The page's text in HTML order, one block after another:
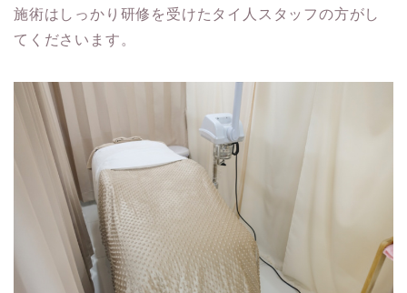
施術はしっかり研修を受けたタイ人スタッフの方がし
てくださいます。